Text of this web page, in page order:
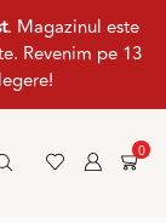
. Magazinul este
Revenim pe 13
0